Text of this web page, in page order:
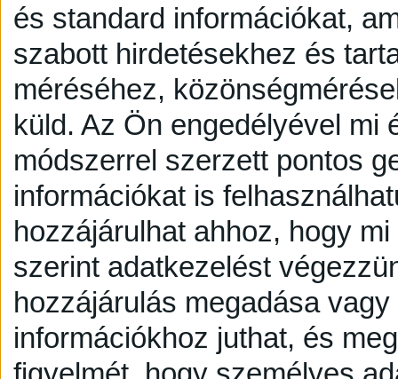
és standard információkat,
szabott hirdetésekhez és
méréséhez,
küld. Az Ön engedélyével mi
módszerrel szerzett pontos
információkat is
hozzájárulhat ahhoz, hogy
szerint adatkezelést
hozzájárulás megadása
információkhoz juthat, és